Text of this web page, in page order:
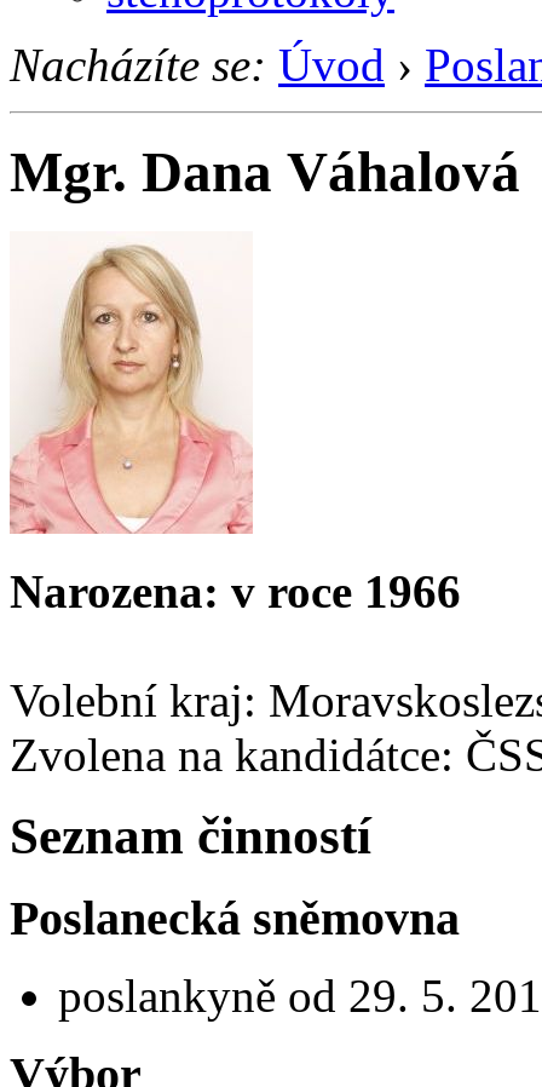
Nacházíte se: Úvod ›
Mgr. Dana Váhalová
Narozena: v roce 1966
Volební kraj:
Zvolena na kandidátce:
Seznam činností
Poslanecká sněmovna
poslankyně od 29. 5.
Výbor